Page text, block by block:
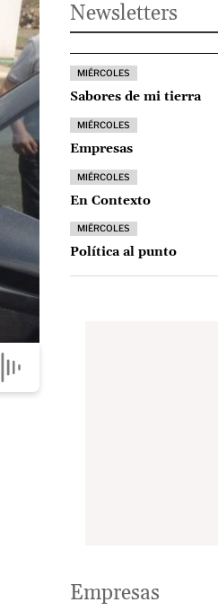
Newsletters
MIÉRCOLES
Sabores de mi tierra
MIÉRCOLES
Empresas
MIÉRCOLES
En Contexto
MIÉRCOLES
Política al punto
Empresas